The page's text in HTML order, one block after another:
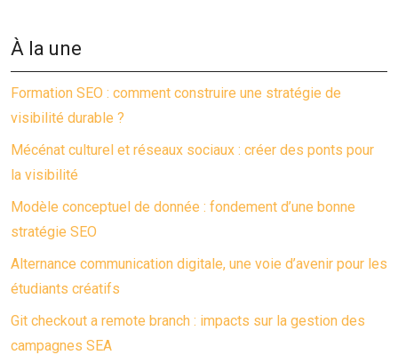
À la une
Formation SEO : comment construire une stratégie de
visibilité durable ?
Mécénat culturel et réseaux sociaux : créer des ponts pour
la visibilité
Modèle conceptuel de donnée : fondement d’une bonne
stratégie SEO
Alternance communication digitale, une voie d’avenir pour les
étudiants créatifs
Git checkout a remote branch : impacts sur la gestion des
campagnes SEA